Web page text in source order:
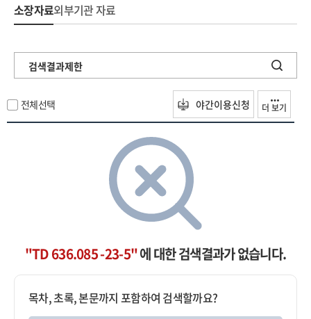
소장자료외부기관 자료
검색결과제한
전체선택 야간이용신청 더 보기
"TD 636.085 -23-5"에 대한 검색결과가 없습니다.
목차, 초록, 본문까지 포함하여 검색할까요?